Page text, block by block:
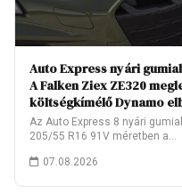
Auto Express nyári
A Falken Ziex ZE320
költségkímélő Dynamo
Az Auto Express 8 nyári
205/55 R16 91V méretben a…
07.08.2026